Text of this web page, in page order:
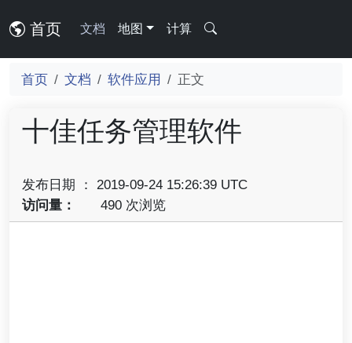
首页 文档 地图 计算
首页 文档 软件应用 正文
十佳任务管理软件
发布日期 ： 2019-09-24 15:26:39 UTC
访问量：
490 次浏览